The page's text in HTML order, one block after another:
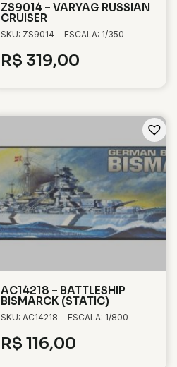
ZS9014 – VARYAG RUSSIAN
CRUISER
SKU: ZS9014 - ESCALA: 1/350
R$ 319,00
AC14218 – BATTLESHIP
BISMARCK (STATIC)
SKU: AC14218 - ESCALA: 1/800
R$ 116,00